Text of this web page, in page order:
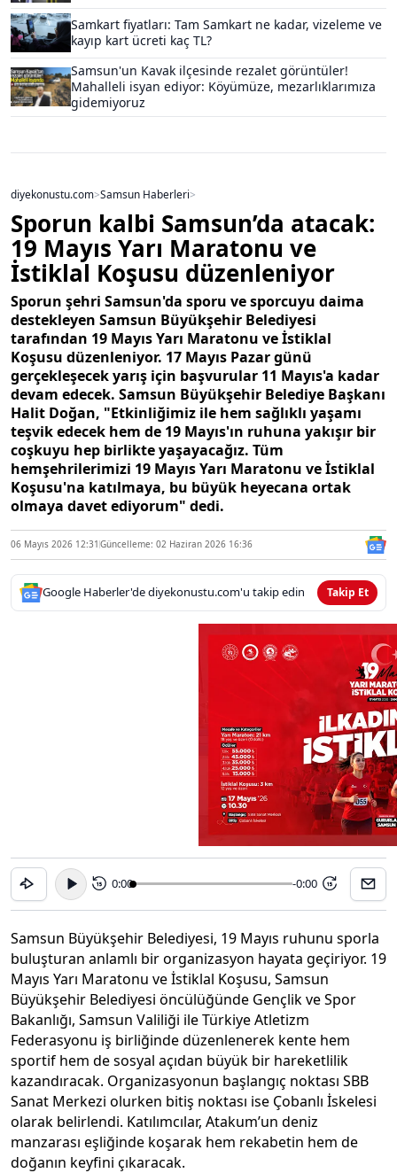
Samkart fiyatları: Tam Samkart ne kadar, vizeleme ve
kayıp kart ücreti kaç TL?
Samsun'un Kavak ilçesinde rezalet görüntüler!
Mahalleli isyan ediyor: Köyümüze, mezarlıklarımıza
gidemiyoruz
diyekonustu.com>Samsun Haberleri>
Sporun kalbi Samsun’da atacak:
19 Mayıs Yarı Maratonu ve
İstiklal Koşusu düzenleniyor
Sporun şehri Samsun'da sporu ve sporcuyu daima
destekleyen Samsun Büyükşehir Belediyesi
tarafından 19 Mayıs Yarı Maratonu ve İstiklal
Koşusu düzenleniyor. 17 Mayıs Pazar günü
gerçekleşecek yarış için başvurular 11 Mayıs'a kadar
devam edecek. Samsun Büyükşehir Belediye Başkanı
Halit Doğan, "Etkinliğimiz ile hem sağlıklı yaşamı
teşvik edecek hem de 19 Mayıs'ın ruhuna yakışır bir
coşkuyu hep birlikte yaşayacağız. Tüm
hemşehrilerimizi 19 Mayıs Yarı Maratonu ve İstiklal
Koşusu'na katılmaya, bu büyük heyecana ortak
olmaya davet ediyorum" dedi.
06 Mayıs 2026 12:31 Güncelleme: 02 Haziran 2026 16:36
Google Haberler'de diyekonustu.com'u takip edin Takip Et
15 0:00 -0:00 15
Samsun Büyükşehir Belediyesi, 19 Mayıs ruhunu sporla
buluşturan anlamlı bir organizasyon hayata geçiriyor. 19
Mayıs Yarı Maratonu ve İstiklal Koşusu, Samsun
Büyükşehir Belediyesi öncülüğünde Gençlik ve Spor
Bakanlığı, Samsun Valiliği ile Türkiye Atletizm
Federasyonu iş birliğinde düzenlenerek kente hem
sportif hem de sosyal açıdan büyük bir hareketlilik
kazandıracak. Organizasyonun başlangıç noktası SBB
Sanat Merkezi olurken bitiş noktası ise Çobanlı İskelesi
olarak belirlendi. Katılımcılar, Atakum’un deniz
manzarası eşliğinde koşarak hem rekabetin hem de
doğanın keyfini çıkaracak.